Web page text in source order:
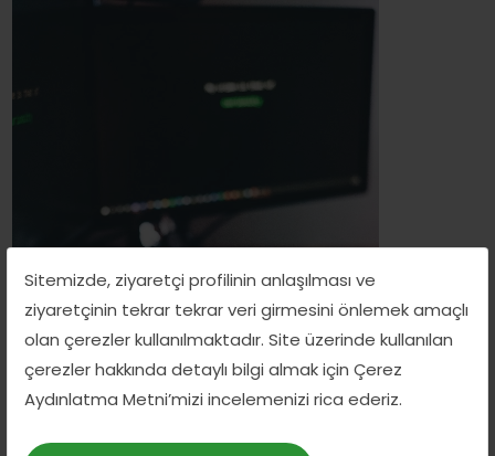
Sitemizde, ziyaretçi profilinin anlaşılması ve
ziyaretçinin tekrar tekrar veri girmesini önlemek amaçlı
olan çerezler kullanılmaktadır. Site üzerinde kullanılan
çerezler hakkında detaylı bilgi almak için Çerez
Aydınlatma Metni’mizi incelemenizi rica ederiz.